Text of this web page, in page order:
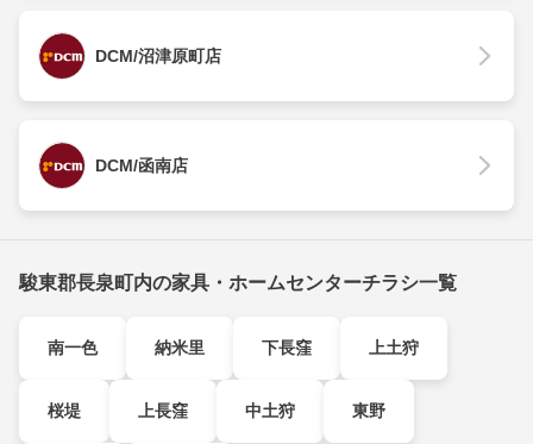
DCM/沼津原町店
DCM/函南店
駿東郡長泉町内の家具・ホームセンターチラシ一覧
南一色 納米里 下長窪 上土狩
桜堤 上長窪 中土狩 東野